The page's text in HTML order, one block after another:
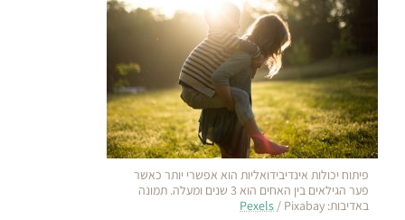
פיתוח יכולות אינדיבידואליות הוא אפשרי יותר כאשר
פער הגילאים בין האחים הוא 3 שנים ומעלה. תמונה
באדיבות:
Pexels / Pixabay